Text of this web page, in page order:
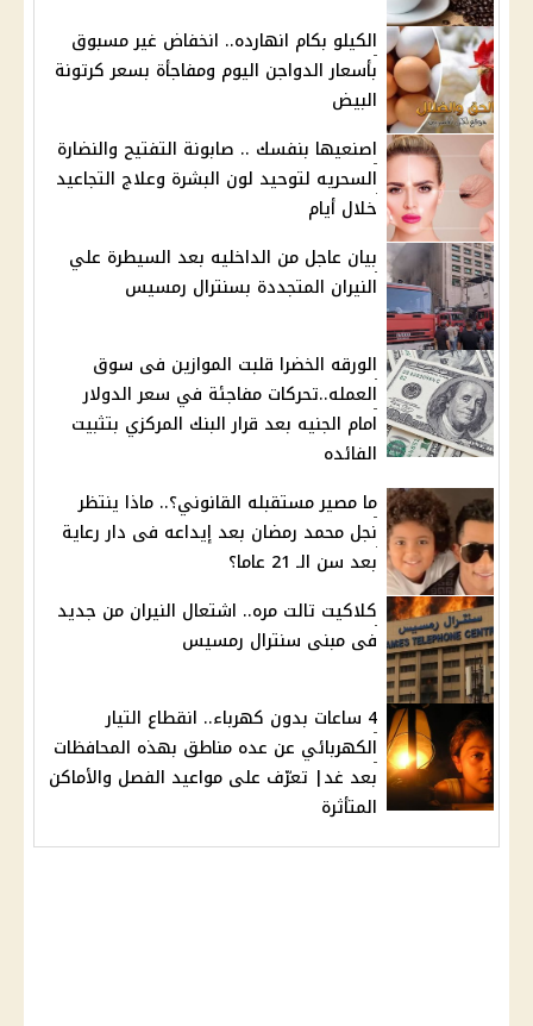
الكيلو بكام انهارده.. انخفاض غير مسبوق
بأسعار الدواجن اليوم ومفاجأة بسعر كرتونة
البيض
اصنعيها بنفسك .. صابونة التفتيح والنضارة
السحريه لتوحيد لون البشرة وعلاج التجاعيد
خلال أيام
بيان عاجل من الداخليه بعد السيطرة علي
النيران المتجددة بسنترال رمسيس
الورقه الخضرا قلبت الموازين فى سوق
العمله..تحركات مفاجئة في سعر الدولار
امام الجنيه بعد قرار البنك المركزي بتثبيت
الفائده
ما مصير مستقبله القانوني؟.. ماذا ينتظر
نجل محمد رمضان بعد إيداعه فى دار رعاية
بعد سن الـ 21 عاما؟
كلاكيت تالت مره.. اشتعال النيران من جديد
فى مبنى سنترال رمسيس
4 ساعات بدون كهرباء.. انقطاع التيار
الكهربائي عن عده مناطق بهذه المحافظات
بعد غد| تعرّف على مواعيد الفصل والأماكن
المتأثرة